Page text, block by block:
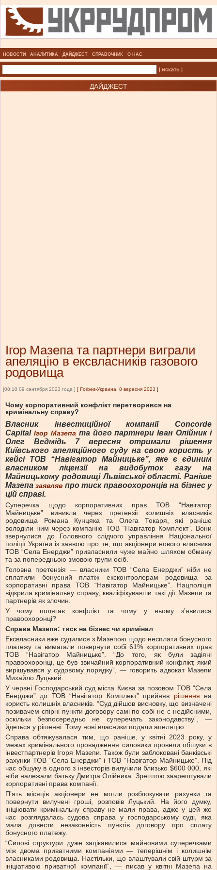
НОВОСТИ АНАЛИТИКА ДАЙДЖЕСТ СПРАВОЧНИК О НАС
| искать |
ДАЙДЖЕСТ
Ігор Мазепа та партнери виграли
апеляцію в ексвласників газового
родовища
[08:10 09 сентября 2023 года ] [ Forbes-Украина, 8 вересня 2023 ]
Чому корпоративний конфлікт перетворився на
кримінальну справу?
Власник інвестиційної компанії Concorde
Capital Ігор Мазепата його партнери Іван Олійник і
Олег Ведмідь 7 вересня отримали рішення
Київського апеляційного суду на свою користь у
кейсі ТОВ “Навігатор Майницьке”, яке є єдиним
власником ліцензії на видобуток газу на
Майницькому родовищі Львівської області. Раніше
Мазепазаявляв про тиск правоохоронців на бізнес у
цій справі.
Суперечка щодо корпоративних прав ТОВ “Навігатор
Майницьке” виникла через претензії колишніх власників
родовища Романа Кунцяка та Олега Токаря, які раніше
володіли ним через компанію ТОВ “Навігатор Комплект”. Вони
звернулися до Головного слідчого управління Національної
поліції України із заявою про те, що акціонери нового власника
ТОВ “Села Енерджи” привласнили чуже майно шляхом обману
та за попередньою змовою групи осіб.
Головна претензія — власники ТОВ “Села Енерджи” ніби не
сплатили бонусний платіж ексконтролерам родовища за
корпоративні права ТОВ “Навігатор Майницьке”. Нацполіція
відкрила кримінальну справу, кваліфікувавши такі дії Мазепи та
партнерів як злочин.
У чому полягає конфлікт та чому у ньому зʼявилися
правоохоронці?
Справа Мазепи: тиск на бізнес чи кримінал
Ексвласники вже судилися з Мазепою щодо несплати бонусного
платежу та вимагали повернути собі 61% корпоративних прав
ТОВ “Навігатор Майницьке”. “До того, як були задіяні
правоохоронці, це був звичайний корпоративний конфлікт, який
вирішувався у судовому порядку”, — говорить адвокат Мазепи
Михайло Луцький.
У червні Господарський суд міста Києва за позовом ТОВ “Села
Енерджи” до ТОВ “Навігатор Комплект” прийняв рішення на
користь колишніх власників. “Суд дійшов висновку, що визначені
позивачем спірні пункти договору самі по собі не є недійсними,
оскільки безпосередньо не суперечать законодавству”, —
йдеться у рішенні. Тому нові власники подали апеляцію.
Справа обтяжувалася тим, що раніше, у квітні 2023 року, у
межах кримінального провадження силовики провели обшуки в
інвестпартнерів Ігоря Мазепи. Також були заблоковані банківські
рахунки ТОВ “Села Енерджи” і ТОВ “Навігатор Майницьке”. Під
час обшуку в одного з інвесторів вилучили близько $600 000, які
ніби належали батьку Дмитра Олійника. Зрештою заарештували
корпоративні права компанії.
Пʼять місяців акціонери не могли розблокувати рахунки та
повернути вилучені гроші, розповів Луцький. На його думку,
ініціювати кримінальну справу не мали права, адже у цей же
час розглядалась судова справа у господарському суді, яка
мала довести незаконність пунктів договору про сплату
бонусного платежу.
“Силові структури дуже зацікавилися майновими суперечками
між двома приватними компаніями — теперішнім і колишнім
власниками родовища. Настільки, що влаштували свій штурм за
ініціативою приватної компанії”, — писав у квітні Мазепа на